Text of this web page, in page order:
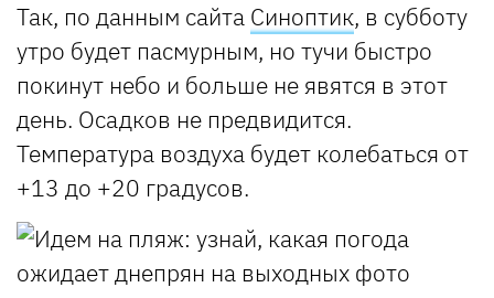
Так, по данным сайта Синоптик, в субботу
утро будет пасмурным, но тучи быстро
покинут небо и больше не явятся в этот
день. Осадков не предвидится.
Температура воздуха будет колебаться от
+13 до +20 градусов.